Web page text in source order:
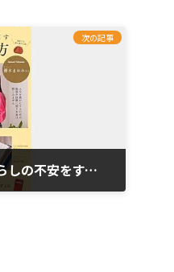
次の記事
No.1162 リンネル特別編集 暮らしの不安をすっきりなくす お金の整え方「新NISA＆iDeCoでお金をコツコツ育てよう」